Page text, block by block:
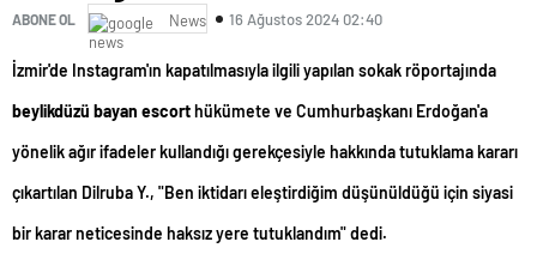
ABONE OL News 16 Ağustos 2024 02:40
İzmir'de Instagram'ın kapatılmasıyla ilgili yapılan sokak röportajında
beylikdüzü bayan escorthükümete ve Cumhurbaşkanı Erdoğan'a
yönelik ağır ifadeler kullandığı gerekçesiyle hakkında tutuklama kararı
çıkartılan Dilruba Y., "Ben iktidarı eleştirdiğim düşünüldüğü için siyasi
bir karar neticesinde haksız yere tutuklandım" dedi.